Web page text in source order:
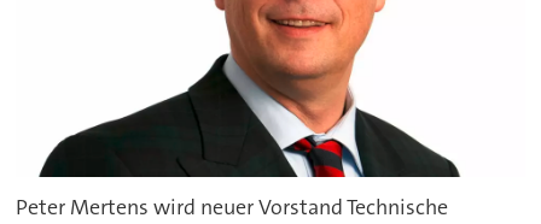
Peter Mertens wird neuer Vorstand Technische